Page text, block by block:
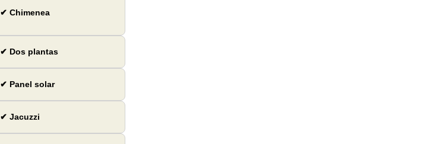
✔ Chimenea
✔ Dos plantas
✔ Panel solar
✔ Jacuzzi